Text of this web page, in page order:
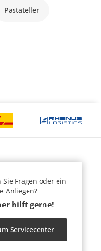
Pastateller
Sie Fragen oder ein
Anliegen?
hilft gerne!
Servicecenter